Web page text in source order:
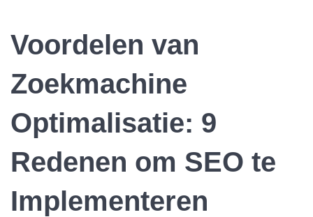
Voordelen van
Zoekmachine
Optimalisatie: 9
Redenen om SEO te
Implementeren